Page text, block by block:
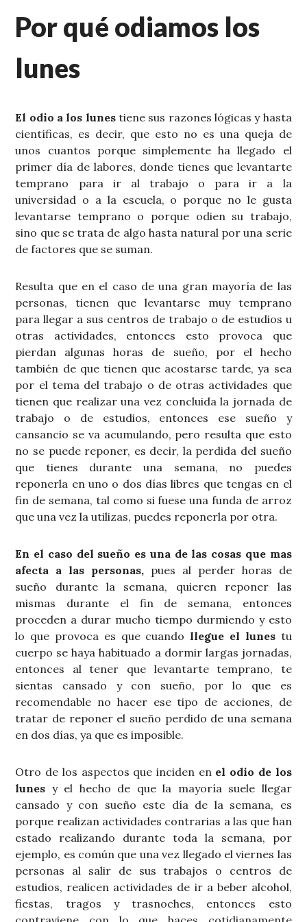
Por qué odiamos los
lunes
El odio a los lunestiene sus razones lógicas y hasta
científicas, es decir, que esto no es una queja de
unos cuantos porque simplemente ha llegado el
primer día de labores, donde tienes que levantarte
temprano para ir al trabajo o para ir a la
universidad o a la escuela, o porque no le gusta
levantarse temprano o porque odien su trabajo,
sino que se trata de algo hasta natural por una serie
de factores que se suman.
Resulta que en el caso de una gran mayoría de las
personas, tienen que levantarse muy temprano
para llegar a sus centros de trabajo o de estudios u
otras actividades, entonces esto provoca que
pierdan algunas horas de sueño, por el hecho
también de que tienen que acostarse tarde, ya sea
por el tema del trabajo o de otras actividades que
tienen que realizar una vez concluida la jornada de
trabajo o de estudios, entonces ese sueño y
cansancio se va acumulando, pero resulta que esto
no se puede reponer, es decir, la perdida del sueño
que tienes durante una semana, no puedes
reponerla en uno o dos días libres que tengas en el
fin de semana, tal como si fuese una funda de arroz
que una vez la utilizas, puedes reponerla por otra.
En el caso del sueño es una de las cosas que mas
afecta a las personas, pues al perder horas de
sueño durante la semana, quieren reponer las
mismas durante el fin de semana, entonces
proceden a durar mucho tiempo durmiendo y esto
lo que provoca es que cuando llegue el lunestu
cuerpo se haya habituado a dormir largas jornadas,
entonces al tener que levantarte temprano, te
sientas cansado y con sueño, por lo que es
recomendable no hacer ese tipo de acciones, de
tratar de reponer el sueño perdido de una semana
en dos días, ya que es imposible.
Otro de los aspectos que inciden en el odio de los
lunes y el hecho de que la mayoría suele llegar
cansado y con sueño este día de la semana, es
porque realizan actividades contrarias a las que han
estado realizando durante toda la semana, por
ejemplo, es común que una vez llegado el viernes las
personas al salir de sus trabajos o centros de
estudios, realicen actividades de ir a beber alcohol,
fiestas, tragos y trasnoches, entonces esto